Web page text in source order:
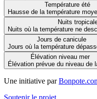
Température été
Hausse de la température
Nuits
Nuits où la température ne
Jours de canicule
Jours où la température
Élévation niveau mer
Élévation prévue du niveau de
Une initiative par
Soutenir le projet